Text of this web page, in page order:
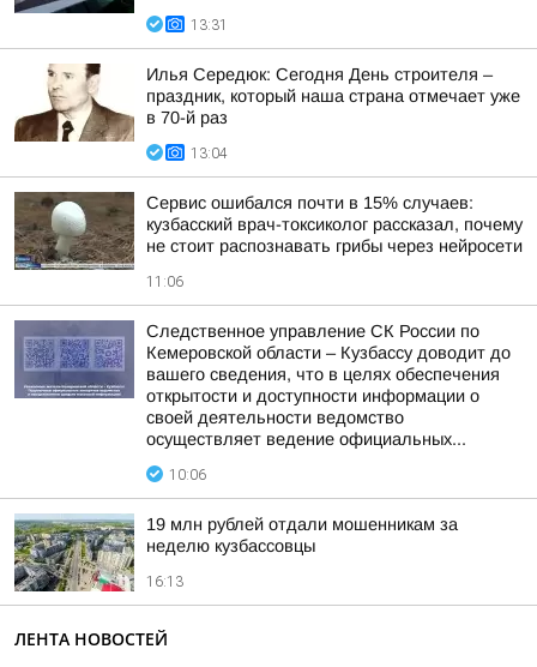
13:31
Илья Середюк: Сегодня День строителя –
праздник, который наша страна отмечает уже
в 70-й раз
13:04
Сервис ошибался почти в 15% случаев:
кузбасский врач-токсиколог рассказал, почему
не стоит распознавать грибы через нейросети
11:06
Следственное управление СК России по
Кемеровской области – Кузбассу доводит до
вашего сведения, что в целях обеспечения
открытости и доступности информации о
своей деятельности ведомство
осуществляет ведение официальных...
10:06
19 млн рублей отдали мошенникам за
неделю кузбассовцы
16:13
ЛЕНТА НОВОСТЕЙ